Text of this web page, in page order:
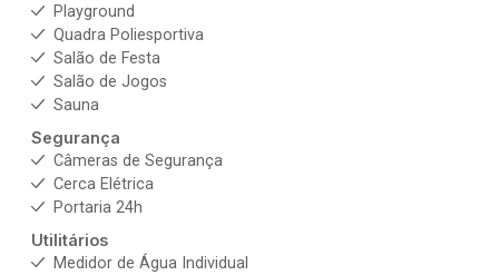
Playground
Quadra Poliesportiva
Salão de Festa
Salão de Jogos
Sauna
Segurança
Câmeras de Segurança
Cerca Elétrica
Portaria 24h
Utilitários
Medidor de Água Individual